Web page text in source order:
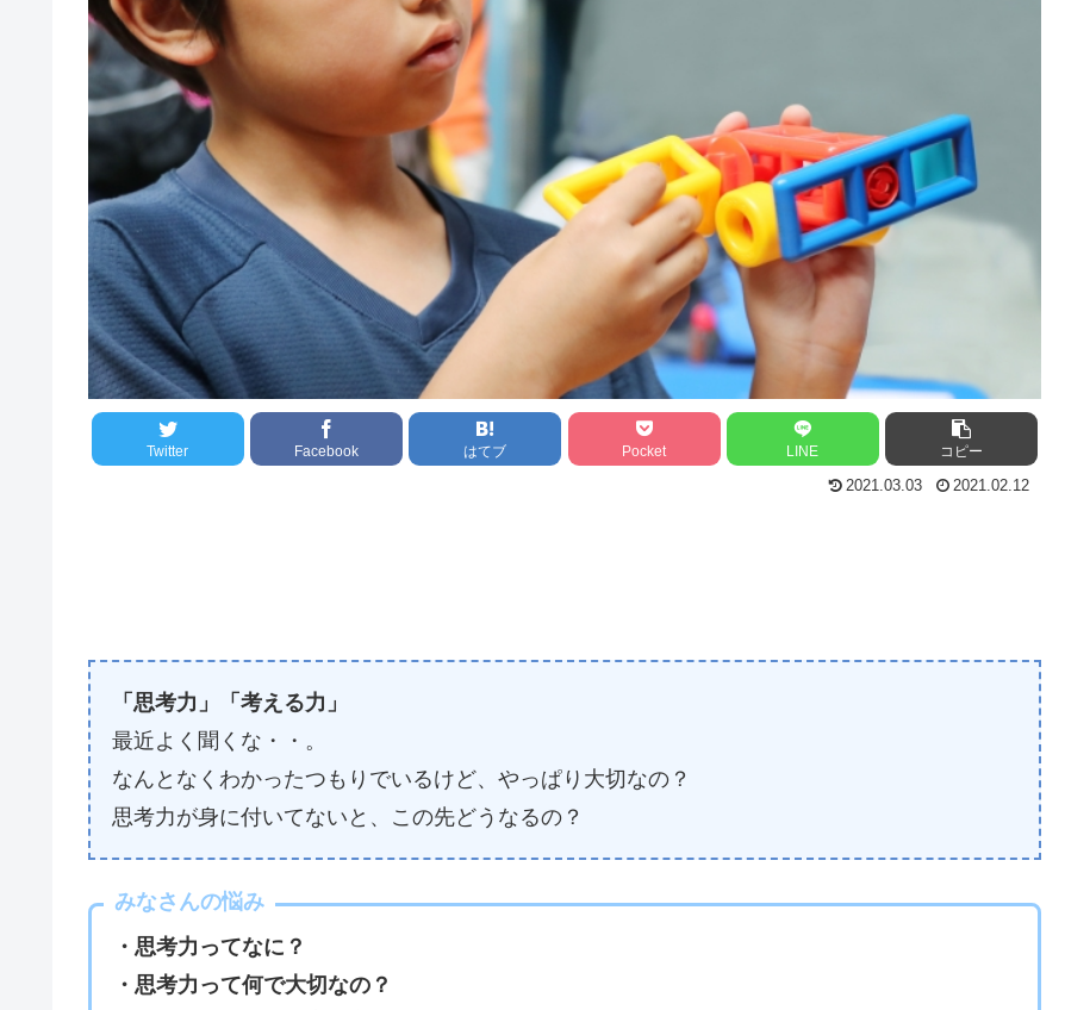
Twitter Facebook はてブ Pocket LINE コピー
2021.03.03 2021.02.12
「思考力」「考える力」
最近よく聞くな・・。
なんとなくわかったつもりでいるけど、やっぱり大切なの？
思考力が身に付いてないと、この先どうなるの？
みなさんの悩み
・思考力ってなに？
・思考力って何で大切なの？